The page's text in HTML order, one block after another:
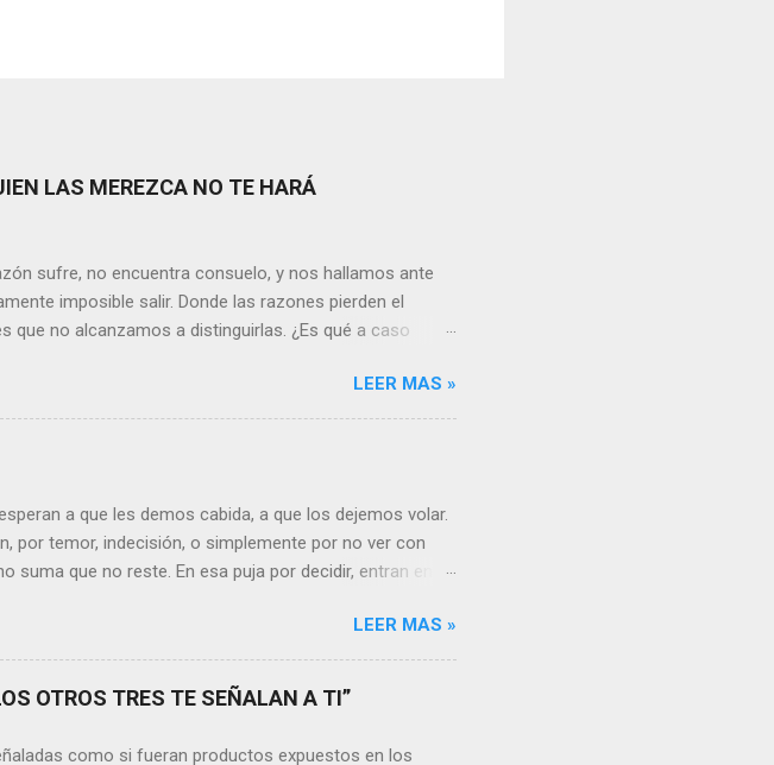
LAS MEREZCA NO TE HARÁ
sufre, no encuentra consuelo, y nos hallamos ante
imposible salir. Donde las razones pierden el
que no alcanzamos a distinguirlas. ¿Es qué a caso
otra parte, si nos ponemos a pensar en algún
de una persona. Entonces ¿cómo encarar el dolor?
Márquez que dice que “ninguna persona merece tus
los ojos del amor tienen esa virtud de embellecer...
LEER MAS »
a que les demos cabida, a que los dejemos volar.
por temor, indecisión, o simplemente por no ver con
suma que no reste. En esa puja por decidir, entran en
forma a nuestro día a día, y lo más importante es
que en la medida que pasa la vida se hacen más
de lo difícil es donde más aprendemos, porque desde
el Ave Fénix. Sin embargo, está en cada uno no
LEER MAS »
OTROS TRES TE SEÑALAN A TI”
como si fueran productos expuestos en los